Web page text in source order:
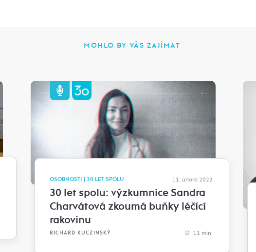
MOHLO BY VÁS ZAJÍMAT
OSOBNOSTI | 30 LET SPOLU 11. února 2022
30 let spolu: výzkumnice Sandra
Charvátová zkoumá buňky léčící
rakovinu
RICHARD KUCZINSKÝ 11 min.